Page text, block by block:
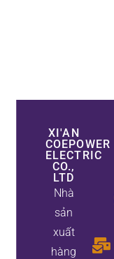
XI'AN
COEPOWER
ELECTRIC
CO.,
LTD
Nhà
sản
xuất
hàng